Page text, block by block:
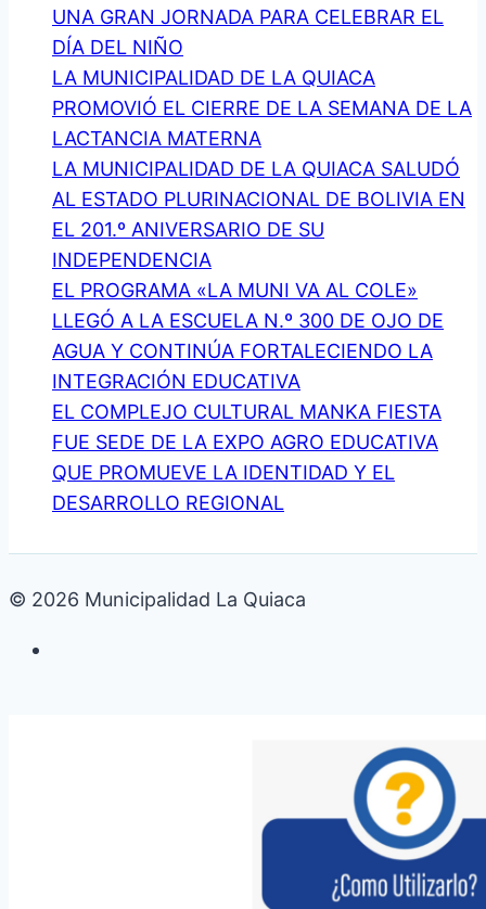
CLIMÁTICAS
UNA GRAN JORNADA PARA CELEBRAR EL
DÍA DEL NIÑO
LA MUNICIPALIDAD DE LA QUIACA
PROMOVIÓ EL CIERRE DE LA SEMANA DE LA
LACTANCIA MATERNA
LA MUNICIPALIDAD DE LA QUIACA SALUDÓ
AL ESTADO PLURINACIONAL DE BOLIVIA EN
EL 201.º ANIVERSARIO DE SU
INDEPENDENCIA
EL PROGRAMA «LA MUNI VA AL COLE»
LLEGÓ A LA ESCUELA N.º 300 DE OJO DE
AGUA Y CONTINÚA FORTALECIENDO LA
INTEGRACIÓN EDUCATIVA
EL COMPLEJO CULTURAL MANKA FIESTA
FUE SEDE DE LA EXPO AGRO EDUCATIVA
QUE PROMUEVE LA IDENTIDAD Y EL
DESARROLLO REGIONAL
© 2026 Municipalidad La Quiaca